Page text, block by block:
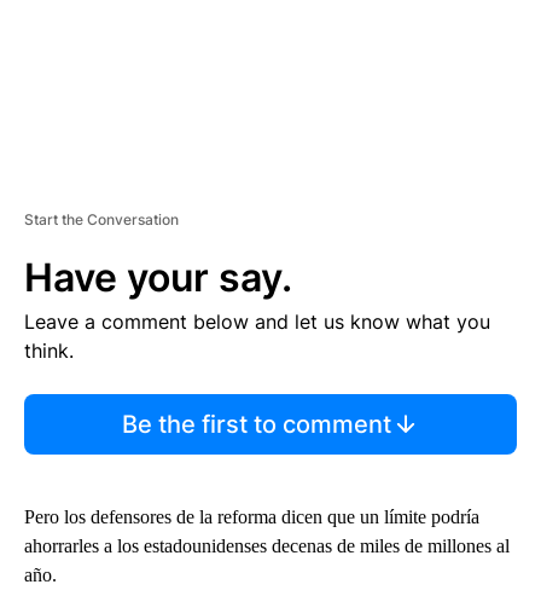
Start the Conversation
Have your say.
Leave a comment below and let us know what you
think.
Be the first to comment
Pero los defensores de la reforma dicen que un límite podría
ahorrarles a los estadounidenses decenas de miles de millones al
año.